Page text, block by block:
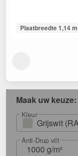
Plaatbreedte 1,14 m
Maak uw keuze:
Kleur
Grijswit
Anti-Drup vilt
1000 g/m²